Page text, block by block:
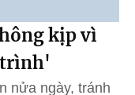
kịp vì
trình'
nửa ngày, tránh